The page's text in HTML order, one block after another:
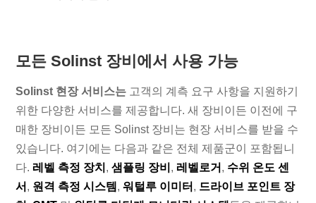
모든 Solinst 장비에서 사용 가능
Solinst 현장 서비스는 고객의 계측 요구 사항을 지원하기
위한 다양한 서비스를 제공합니다. 새 장비이든 이전에 구
매한 장비이든 모든 Solinst 장비는 현장 서비스를 받을 수
있습니다. 여기에는 다음과 같은 전체 제품군이 포함됩니
다. 레벨 측정 장치 ,샘플링 장비 , 레벨로거 , 수위 온도 센
서 , 원격 측정 시스템 ,워털루 이미터 , 드라이브 포인트 장